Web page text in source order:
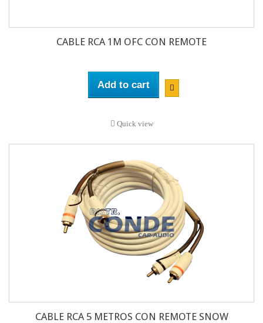
CABLE RCA 1M OFC CON REMOTE
Add to cart
Quick view
CABLE RCA 5 METROS CON REMOTE SNOW